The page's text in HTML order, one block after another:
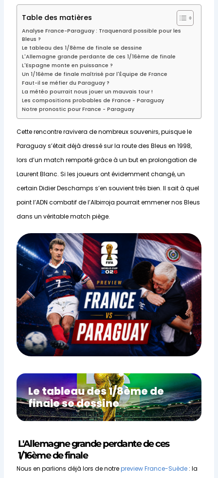
Table des matières
Analyse France-Paraguay : Traquenard possible pour les
Bleus ?
Le tableau des 1/8ème de finale se dessine
L'Allemagne grande perdante de ces 1/16ème de finale
L'Espagne monte en puissance ?
Un 1/16ème de finale maîtrisé par l'Équipe de France
Faut-il se méfier du Paraguay ?
La météo pourrait nous jouer un mauvais tour !
Les compositions probables de France - Paraguay
Notre pronostic pour France - Paraguay
Cette rencontre ravivera de nombreux souvenirs, puisque le
Paraguay s’était déjà dressé sur la route des Bleus en 1998,
lors d’un match remporté grâce à un but en prolongation de
Laurent Blanc. Si les joueurs ont évidemment changé, un
certain Didier Deschamps s’en souvient très bien. Il sait à quel
point l’ADN combatif de l’Albirroja pourrait emmener nos Bleus
dans un véritable match piège.
Le tableau des 1/8ème de
finale se dessine
L'Allemagne grande perdante de ces
1/16ème de finale
Nous en parlions déjà lors de notrepreview France-Suède: la